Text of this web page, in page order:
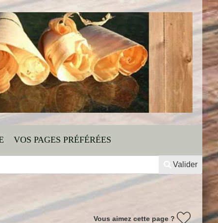
VOS PAGES PRÉFÉRÉES
Valider
Vous aimez cette page ?